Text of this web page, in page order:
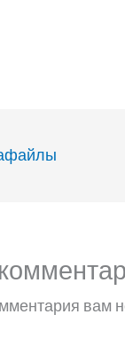
вам